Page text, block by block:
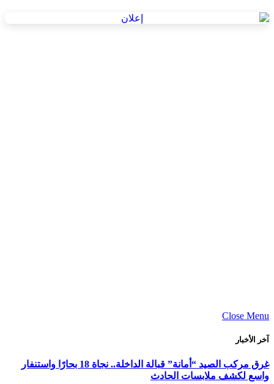
Close Menu
آخر الأخبار
غرق مركب الصيد “أمانة” قبالة الداخلة.. نجاة 18 بحارًا واستنفار
واسع لكشف ملابسات الحادث